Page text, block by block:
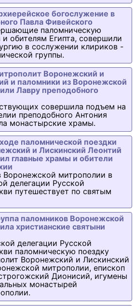
богослужение в
Павла Фивейского
паломническую
обителям Египта, совершили
в сослужении клириков -
группы.
Воронежский и
и паломники из Воронежской
Лавру преподобного
совершила подъем на
преподобного Антония
монастырские храмы.
паломнической поездки
и Лискинский Леонтий
главные храмы и обители
Воронежской митрополии в
делегации Русской
путешествует по святым
паломников Воронежской
христианские святыни
делегации Русской
паломническую поездку
Воронежский и Лискинский
митрополии, епископ
Дионисий, игумены
монастырей